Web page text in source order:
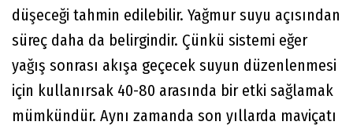
düşeceği tahmin edilebilir. Yağmur suyu açısından
süreç daha da belirgindir. Çünkü sistemi eğer
yağış sonrası akışa geçecek suyun düzenlenmesi
için kullanırsak 40-80 arasında bir etki sağlamak
mümkündür. Aynı zamanda son yıllarda maviçatı